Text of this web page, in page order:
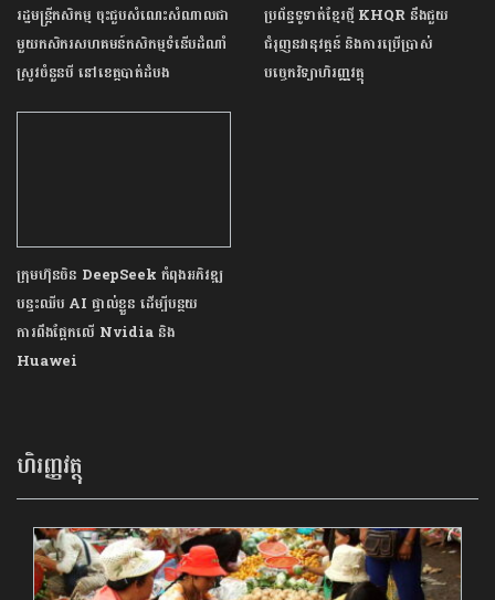
រដ្ឋមន្រ្តីកសិកម្ម ចុះជួបសំណេះសំណាលជា
មួយកសិករសហគមន៍កសិកម្មទំនើបដំណាំ
ស្រូវចំនួនបី នៅខេត្តបាត់ដំបង
ប្រព័ន្ធទូទាត់ខ្មែរថ្មី KHQR នឹងជួយ
ជំរុញនវានុវត្តន៍ និងការប្រើប្រាស់
បច្ចេកវិទ្យាហិរញ្ញវត្ថុ
ក្រុមហ៊ុនចិន DeepSeek កំពុងអភិវឌ្ឍ
បន្ទះឈីប AI ផ្ទាល់ខ្លួន ដើម្បីបន្ថយ
ការពឹងផ្អែកលើ Nvidia និង
Huawei
ហិរញ្ញវត្ថុ